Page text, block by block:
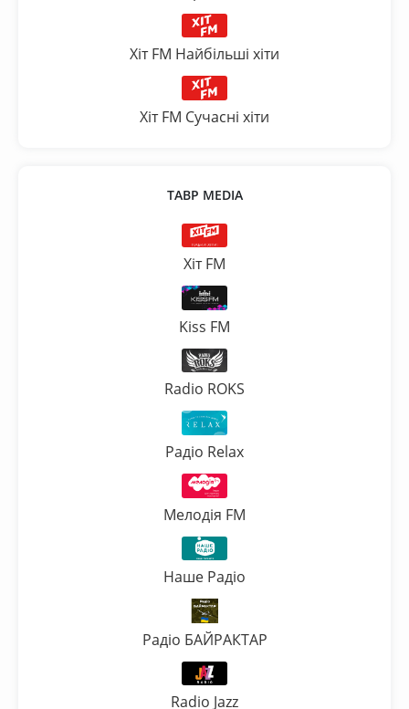
Хіт FM Найбільші хіти
Хіт FM Сучасні хіти
ТАВР MEDIA
Хіт FM
Kiss FM
Radio ROKS
Радіо Relax
Мелодія FM
Наше Радіо
Радіо БАЙРАКТАР
Radio Jazz